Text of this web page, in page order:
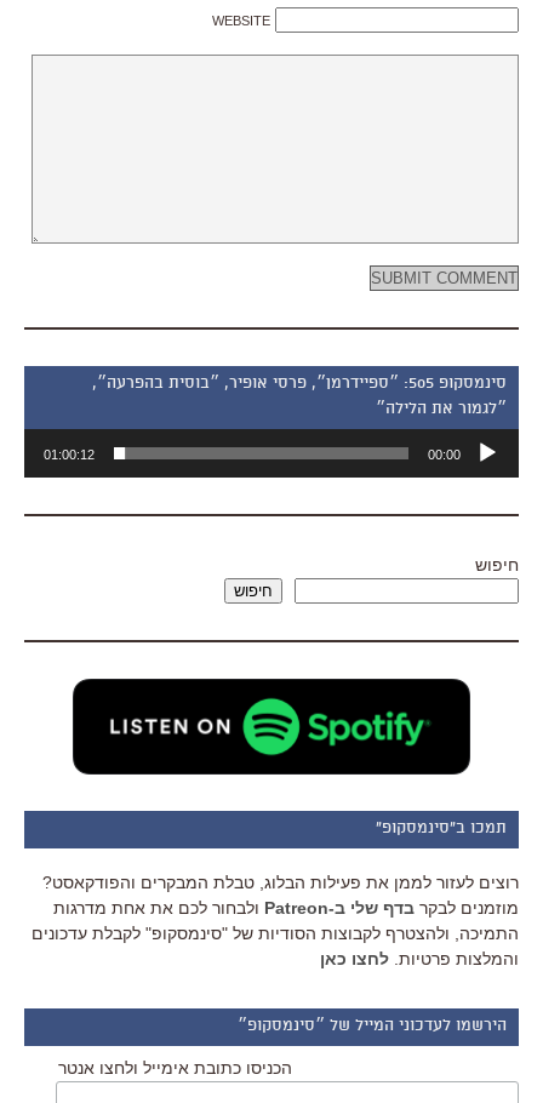
WEBSITE
סינמסקופ 505: ״ספיידרמן״, פרסי אופיר, ״בוסית בהפרעה״,
״לגמור את הלילה״
אודיו
00:00
01:00:12
חיפוש
חיפוש
תמכו ב"סינמסקופ"
רוצים לעזור לממן את פעילות הבלוג, טבלת המבקרים והפודקאסט?
מוזמנים לבקר בדף שלי ב-Patreon
ולבחור לכם את אחת מדרגות
התמיכה, ולהצטרף לקבוצות הסודיות של "סינמסקופ" לקבלת עדכונים
והמלצות פרטיות. לחצו כאן
הירשמו לעדכוני המייל של ״סינמסקופ״
הכניסו כתובת אימייל ולחצו אנטר